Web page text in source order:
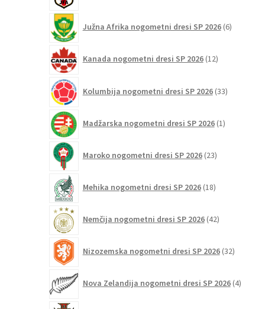
Južna Afrika nogometni dresi SP 2026 6izdelkov
Kanada nogometni dresi SP 2026 12izdelkov
Kolumbija nogometni dresi SP 2026 33izdelkov
Madžarska nogometni dresi SP 2026 1izdelek
Maroko nogometni dresi SP 2026 23izdelkov
Mehika nogometni dresi SP 2026 18izdelkov
Nemčija nogometni dresi SP 2026 42izdelkov
Nizozemska nogometni dresi SP 2026 32izdelkov
Nova Zelandija nogometni dresi SP 2026 4izdelki